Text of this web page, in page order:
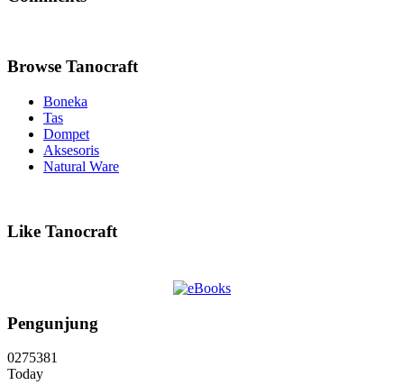
Browse Tanocraft
Boneka
Tas
Dompet
Aksesoris
Natural Ware
Like Tanocraft
Pengunjung
0275381
Today